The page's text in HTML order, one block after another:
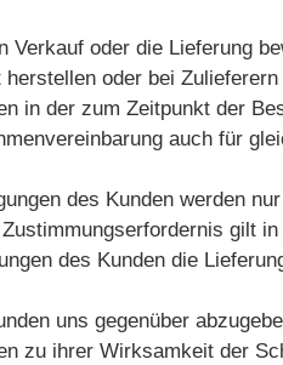
Verkauf oder die Lieferung
oder bei
in der zum Zeitpunkt der
auch für
des Kunden werden
gilt in
des Kunden die
uns gegenüber
zu ihrer Wirksamkeit der